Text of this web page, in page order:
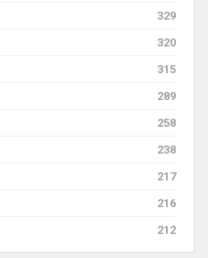
329
320
315
289
258
238
217
216
212